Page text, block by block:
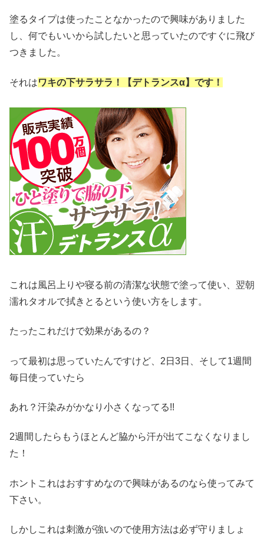
塗るタイプは使ったことなかったので興味がありました
し、何でもいいから試したいと思っていたのですぐに飛び
つきました。
それはワキの下サラサラ！【デトランスα】です！
これは風呂上りや寝る前の清潔な状態で塗って使い、翌朝
濡れタオルで拭きとるという使い方をします。
たったこれだけで効果があるの？
って最初は思っていたんですけど、2日3日、そして1週間
毎日使っていたら
あれ？汗染みがかなり小さくなってる!!
2週間したらもうほとんど脇から汗が出てこなくなりまし
た！
ホントこれはおすすめなので興味があるのなら使ってみて
下さい。
しかしこれは刺激が強いので使用方法は必ず守りましょ